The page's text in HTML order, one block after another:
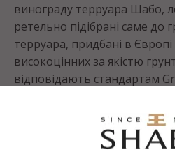
винограду терруара Шабо,
ретельно підібрані саме до
терруара, придбані в Європі
високоцінних за якістю
відповідають стандартам
скорочується - до 1,6 кг.
збирають вручну і вже
рефрижераторами